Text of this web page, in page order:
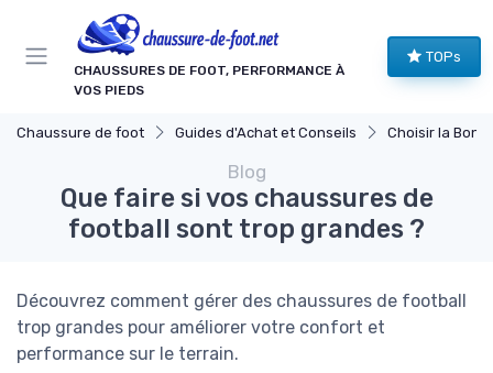
CHAUSSURES DE FOOT, PERFORMANCE À
VOS PIEDS
TOPs
Chaussure de foot Guides d'Achat et Conseils Choisir la
Blog
Que faire si vos chaussures de
football sont trop grandes ?
Découvrez comment gérer des chaussures de football
trop grandes pour améliorer votre confort et
performance sur le terrain.
Panneau de gestion des cookies